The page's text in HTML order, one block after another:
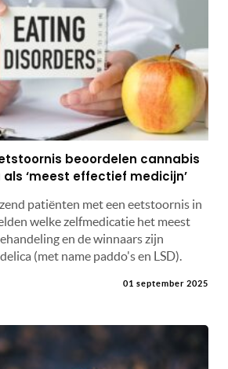
beoordelen cannabis
‘meest effectief medicijn’
patiënten met een eetstoornis in
welke zelfmedicatie het meest
en de winnaars zijn
(met name paddo's en LSD).
01 september 2025